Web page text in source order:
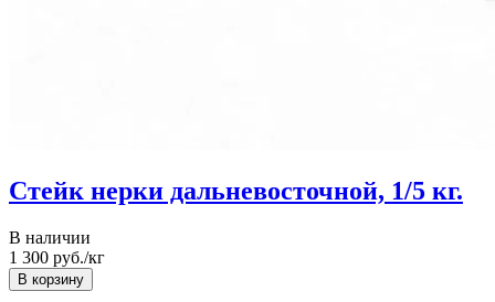
Стейк нерки дальневосточной, 1/5 кг.
В наличии
1 300 руб./кг